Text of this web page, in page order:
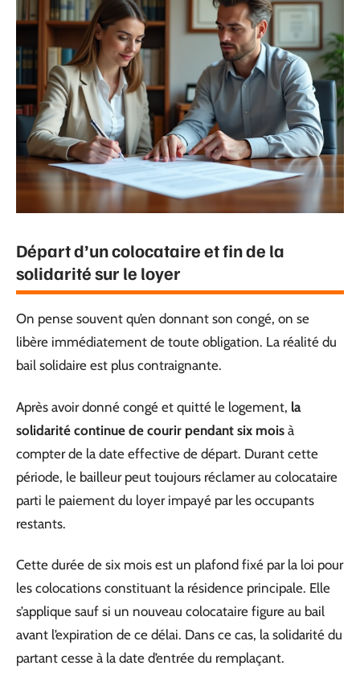
Départ d’un colocataire et fin de la
solidarité sur le loyer
On pense souvent qu’en donnant son congé, on se
libère immédiatement de toute obligation. La réalité du
bail solidaire est plus contraignante.
Après avoir donné congé et quitté le logement, la
solidarité continue de courir pendant six mois à
compter de la date effective de départ. Durant cette
période, le bailleur peut toujours réclamer au colocataire
parti le paiement du loyer impayé par les occupants
restants.
Cette durée de six mois est un plafond fixé par la loi pour
les colocations constituant la résidence principale. Elle
s’applique sauf si un nouveau colocataire figure au bail
avant l’expiration de ce délai. Dans ce cas, la solidarité du
partant cesse à la date d’entrée du remplaçant.